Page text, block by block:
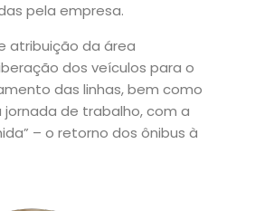
pela empresa.
atribuição da área
dos veículos para o
das linhas, bem como
de trabalho, com a
– o retorno dos ônibus à